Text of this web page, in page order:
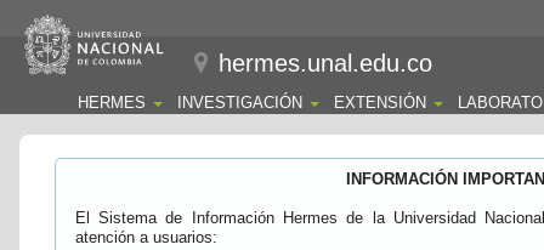
hermes.unal.edu.co
HERMES INVESTIGACIÓN EXTENSIÓN
INFORMACIÓN
El Sistema de Información Hermes de la Universidad
atención a usuarios: